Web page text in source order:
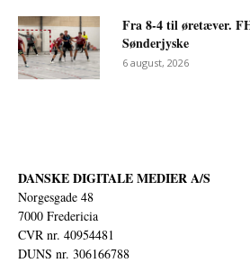
Fra 8-4 til øretæver.
Sønderjyske
6 august, 2026
DANSKE DIGITALE MEDIER A/S
Norgesgade 48
7000 Fredericia
CVR nr. 40954481
DUNS nr. 306166788